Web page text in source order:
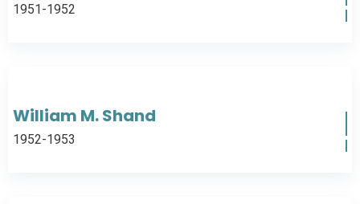
1951-1952
William M. Shand
1952-1953